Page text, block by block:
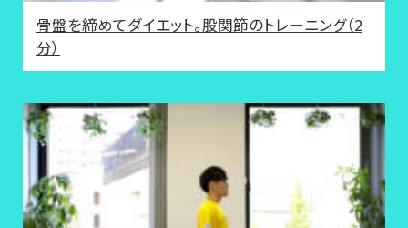
骨盤を締めてダイエット。股関節のトレーニング（2
分）